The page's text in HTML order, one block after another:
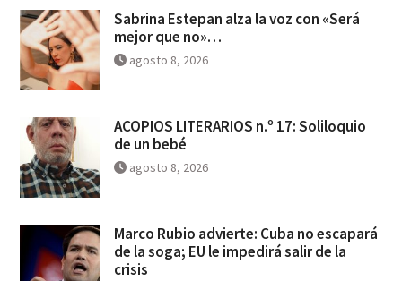
Sabrina Estepan alza la voz con «Será
mejor que no»…
agosto 8, 2026
ACOPIOS LITERARIOS n.º 17: Soliloquio
de un bebé
agosto 8, 2026
Marco Rubio advierte: Cuba no escapará
de la soga; EU le impedirá salir de la
crisis